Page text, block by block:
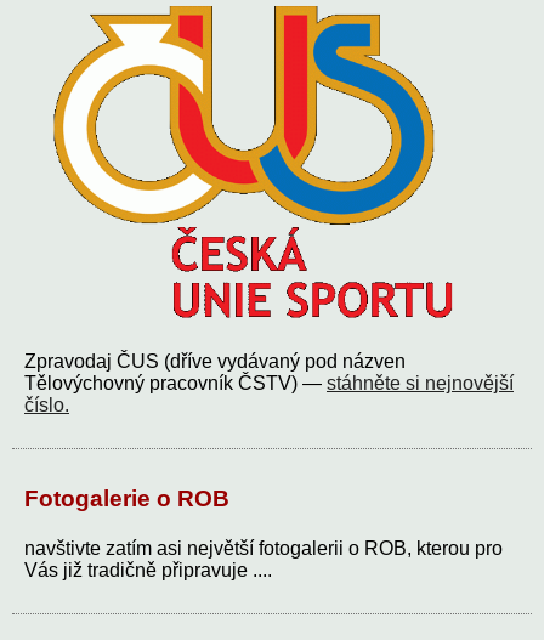
Zpravodaj ČUS (dříve vydávaný pod názven
Tělovýchovný pracovník ČSTV) — stáhněte si nejnovější
číslo.
Fotogalerie o ROB
navštivte zatím asi největší fotogalerii o ROB, kterou pro
Vás již tradičně připravuje ....